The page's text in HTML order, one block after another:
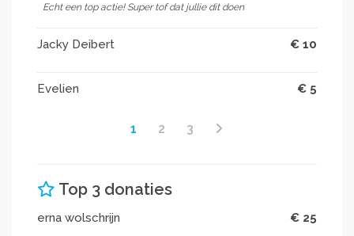
Echt een top actie! Super tof dat jullie dit doen
Jacky Deibert € 10
Evelien € 5
1 2 3
Top 3 donaties
erna wolschrijn € 25